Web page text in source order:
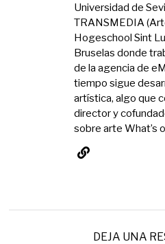
Universidad de
TRANSMEDIA
Hogeschool Sint
Bruselas donde
de la agencia de
tiempo sigue
artística, algo que
director y
sobre arte What’s
DEJA UNA